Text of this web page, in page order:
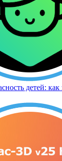
детей: